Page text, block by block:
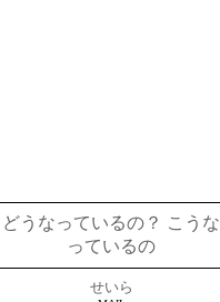
どうなっているの？ こうな
っているの
せいら